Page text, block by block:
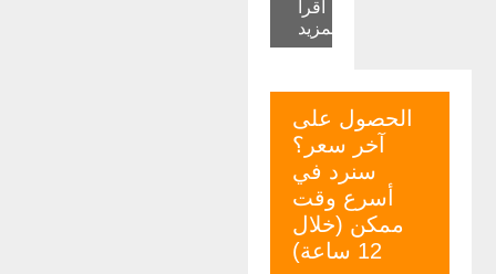
اقرأ
المزيد
الحصول على
آخر سعر؟
سنرد في
أسرع وقت
ممكن (خلال
12 ساعة)